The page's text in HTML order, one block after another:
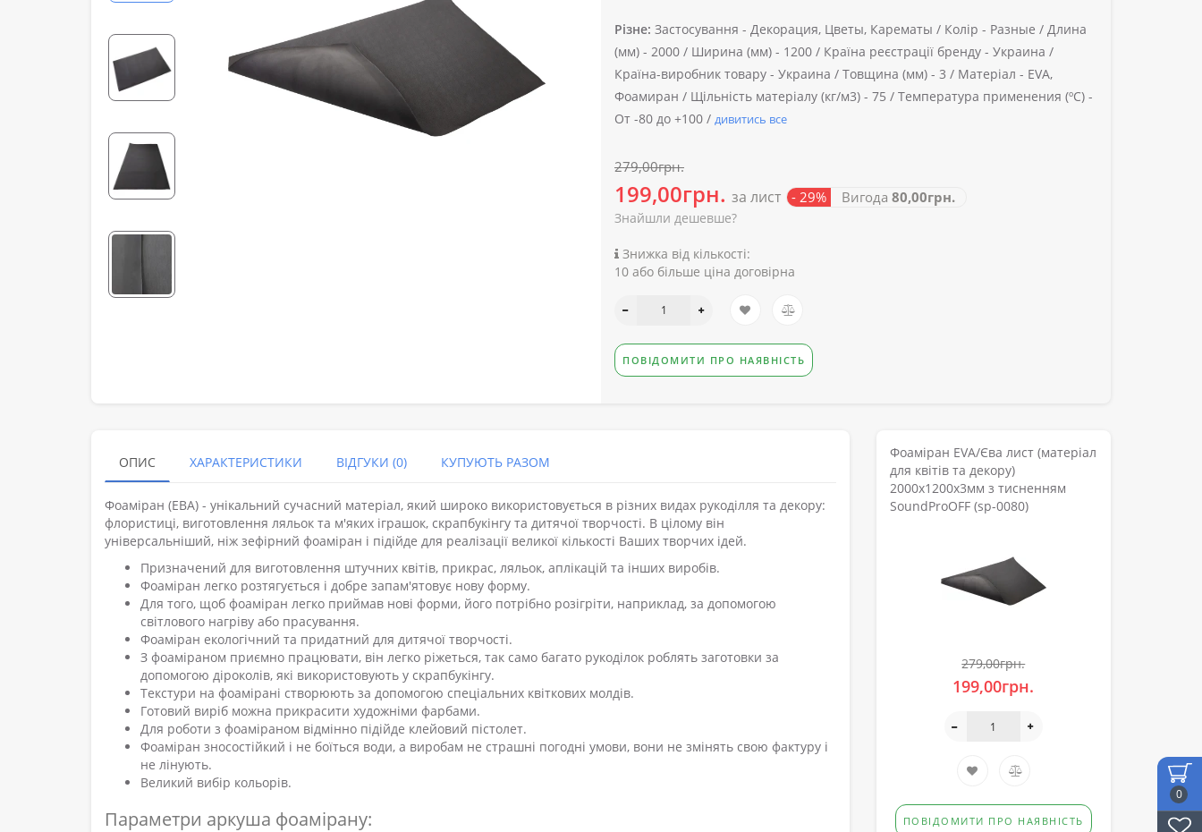
0
Різне: Застосування - Декорация, Цветы, Карематы / Колір - Разные / Длина
(мм) - 2000 / Ширина (мм) - 1200 / Країна реєстрації бренду - Украина /
Країна-виробник товару - Украина / Товщина (мм) - 3 / Матеріал - EVA,
Фоамиран / Щільність матеріалу (кг/м3) - 75 / Температура применения (ºС) -
От -80 до +100 / дивитись все
279,00грн.
199,00грн. за лист - 29% Вигода 80,00грн.
Знайшли дешевше?
Знижка від кількості:
10 або більше ціна договірна
ПОВІДОМИТИ ПРО НАЯВНІСТЬ
ОПИС ХАРАКТЕРИСТИКИ ВІДГУКИ (0) КУПУЮТЬ РАЗОМ
Фоаміран (ЕВА) - унікальний сучасний матеріал, який широко використовується в різних видах рукоділля та декору:
флористиці, виготовлення ляльок та м'яких іграшок, скрапбукінгу та дитячої творчості. В цілому він
універсальніший, ніж зефірний фоаміран і підійде для реалізації великої кількості Ваших творчих ідей.
Призначений для виготовлення штучних квітів, прикрас, ляльок, аплікацій та інших виробів.
Фоаміран легко розтягується і добре запам'ятовує нову форму.
Для того, щоб фоаміран легко приймав нові форми, його потрібно розігріти, наприклад, за допомогою
світлового нагріву або прасування.
Фоаміран екологічний та придатний для дитячої творчості.
З фоаміраном приємно працювати, він легко ріжеться, так само багато рукоділок роблять заготовки за
допомогою діроколів, які використовують у скрапбукінгу.
Текстури на фоамірані створюють за допомогою спеціальних квіткових молдів.
Готовий виріб можна прикрасити художніми фарбами.
Для роботи з фоаміраном відмінно підійде клейовий пістолет.
Фоаміран зносостійкий і не боїться води, а виробам не страшні погодні умови, вони не змінять свою фактуру і
не лінують.
Великий вибір кольорів.
Параметри аркуша фоамірану:
Фоаміран EVA/Єва лист (матеріал
для квітів та декору)
2000x1200x3мм з тисненням
SoundProOFF (sp-0080)
279,00грн.
199,00грн.
ПОВІДОМИТИ ПРО НАЯВНІСТЬ